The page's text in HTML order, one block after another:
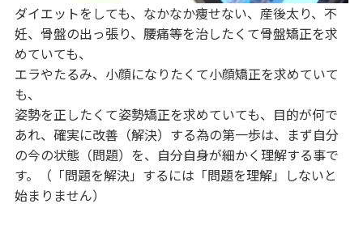
ダイエットをしても、なかなか痩せない、産後太り、不
妊、骨盤の出っ張り、腰痛等を治したくて骨盤矯正を求
めていても、
エラやたるみ、小顔になりたくて小顔矯正を求めていて
も、
姿勢を正したくて姿勢矯正を求めていても、目的が何で
あれ、確実に改善（解決）する為の第一歩は、まず自分
の今の状態（問題）を、自分自身が細かく理解する事で
す。（「問題を解決」するには「問題を理解」しないと
始まりません）